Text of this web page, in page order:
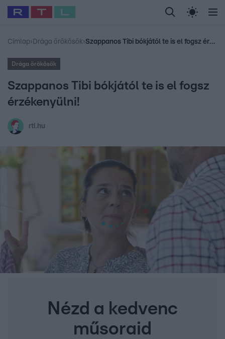
Legfrissebb RTL Híradó Randi Celeb vagyok,
Babits Marcella Most Wanted Gallusz
Címlap› Drága örökösök› Szappanos Tibi bókjától te is el fogsz érzékenyülni!
Drága örökösök
Szappanos Tibi bókjától te is el fogsz
érzékenyülni!
rtl.hu
Nézd a kedvenc
műsoraid